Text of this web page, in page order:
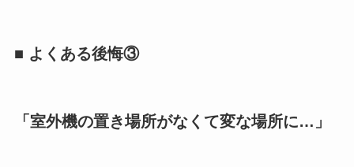
■ よくある後悔③
「室外機の置き場所がなくて変な場所に…」